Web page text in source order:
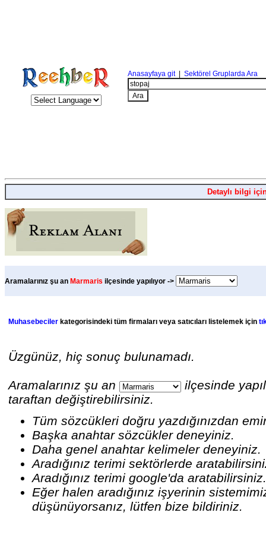
Anasayfaya git| Sektörel Gruplarda Ara
Detaylı bilgi
Aramalarınız şu an Marmaris ilçesinde yapılıyor ->
Muhasebeciler kategorisindeki tüm firmaları veya satıcıları listelemek için
Üzgünüz, hiç sonuç bulunamadı.
Aramalarınız şu an
ilçesinde
taraftan değiştirebilirsiniz.
Tüm sözcükleri doğru yazdığınızdan
Başka anahtar sözcükler deneyiniz.
Daha genel anahtar kelimeler deneyiniz.
Aradığınız terimi sektörlerde
Aradığınız terimi google'da
Eğer halen aradığınız işyerinin
düşünüyorsanız, lütfen bize bildiriniz.